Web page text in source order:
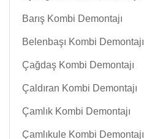
Barış Kombi Demontajı
Belenbaşı Kombi Demontajı
Çağdaş Kombi Demontajı
Çaldıran Kombi Demontajı
Çamlık Kombi Demontajı
Çamlıkule Kombi Demontajı